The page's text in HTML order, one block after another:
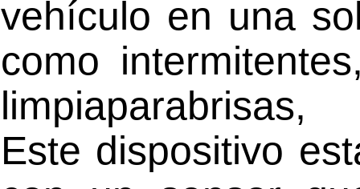
vehículo en una
como
Este dispositivo